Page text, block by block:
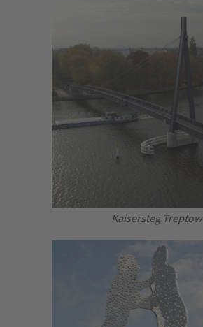
Kaisersteg Treptow